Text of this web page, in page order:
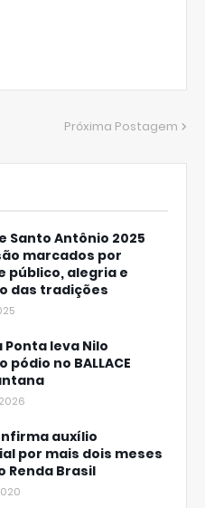
Próxima Postagem
Santo Antônio 2025
marcados por
público, alegria e
das tradições
Ponta leva Nilo
pódio no BALLACE
auxílio
por mais dois meses
Renda Brasil